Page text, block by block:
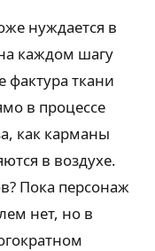
нуждается в
каждом шагу
фактура ткани
в процессе
как карманы
в воздухе.
Пока персонаж
нет, но в